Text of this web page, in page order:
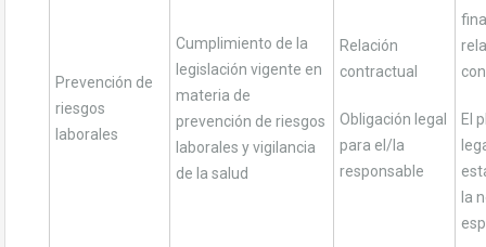
Prevención de
riesgos
laborales
Cumplimiento de la
legislación vigente en
materia de
prevención de riesgos
laborales y vigilancia
de la salud
Relación
contractual
Obligación legal
para el/la
responsable
El
la